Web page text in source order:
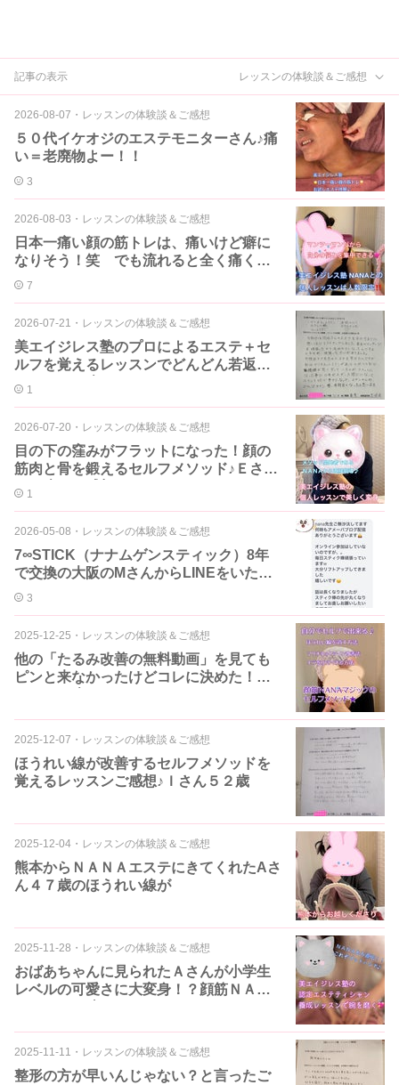
記事の表示 レッスンの体験談＆ご感想
2026-08-07 ・ レッスンの体験談＆ご感想
５０代イケオジのエステモニターさん♪痛
い＝老廃物よー！！
3
2026-08-03 ・ レッスンの体験談＆ご感想
日本一痛い顔の筋トレは、痛いけど癖に
なりそう！笑 でも流れると全く痛くな
くなるー
7
2026-07-21 ・ レッスンの体験談＆ご感想
美エイジレス塾のプロによるエステ＋セ
ルフを覚えるレッスンでどんどん若返る♪
Ｋさん５１歳
1
2026-07-20 ・ レッスンの体験談＆ご感想
目の下の窪みがフラットになった！顔の
筋肉と骨を鍛えるセルフメソッド♪Ｅさん
５１歳のご感想
1
2026-05-08 ・ レッスンの体験談＆ご感想
7∞STICK（ナナムゲンスティック）8年
で交換の大阪のMさんからLINEをいただ
きました♪
3
2025-12-25 ・ レッスンの体験談＆ご感想
他の「たるみ改善の無料動画」を見ても
ピンと来なかったけどコレに決めた！Ｍ
2025-12-07 ・ レッスンの体験談＆ご感想
ほうれい線が改善するセルフメソッドを
覚えるレッスンご感想♪Ｉさん５２歳
2025-12-04 ・ レッスンの体験談＆ご感想
熊本からＮＡＮＡエステにきてくれたAさ
ん４７歳のほうれい線が
2025-11-28 ・ レッスンの体験談＆ご感想
おばあちゃんに見られたＡさんが小学生
レベルの可愛さに大変身！？顔筋ＮＡＮ
2025-11-11 ・ レッスンの体験談＆ご感想
整形の方が早いんじゃない？と言ったご